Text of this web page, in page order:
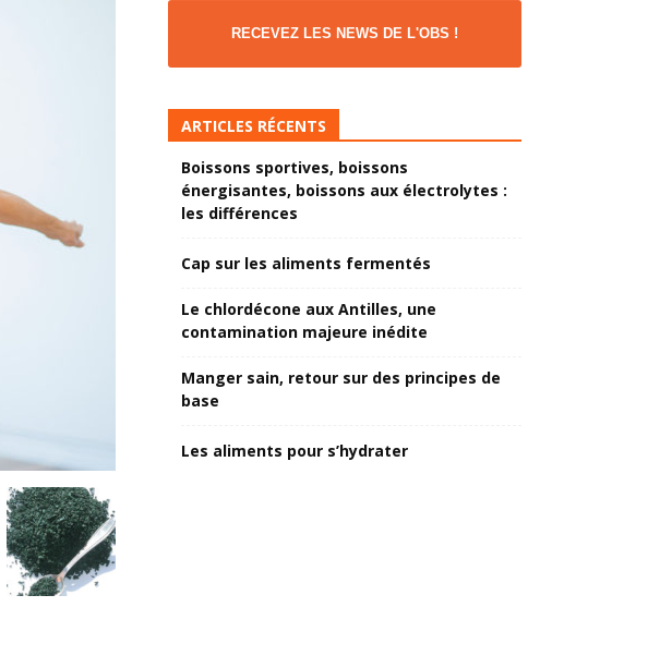
RECEVEZ LES NEWS DE L'OBS !
ARTICLES RÉCENTS
Boissons sportives, boissons
énergisantes, boissons aux électrolytes :
les différences
Cap sur les aliments fermentés
Le chlordécone aux Antilles, une
contamination majeure inédite
Manger sain, retour sur des principes de
base
Les aliments pour s’hydrater